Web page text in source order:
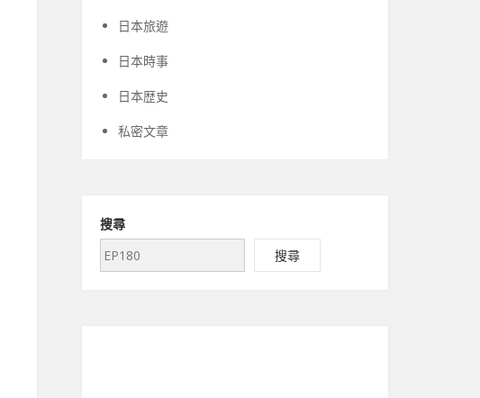
日本旅遊
日本時事
日本歴史
私密文章
搜尋
搜尋